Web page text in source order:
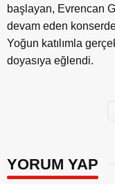
başlayan, Evrencan
devam eden
Yoğun katılımla
doyasıya eğlendi.
YORUM YAP